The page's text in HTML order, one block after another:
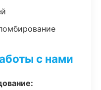
с нами